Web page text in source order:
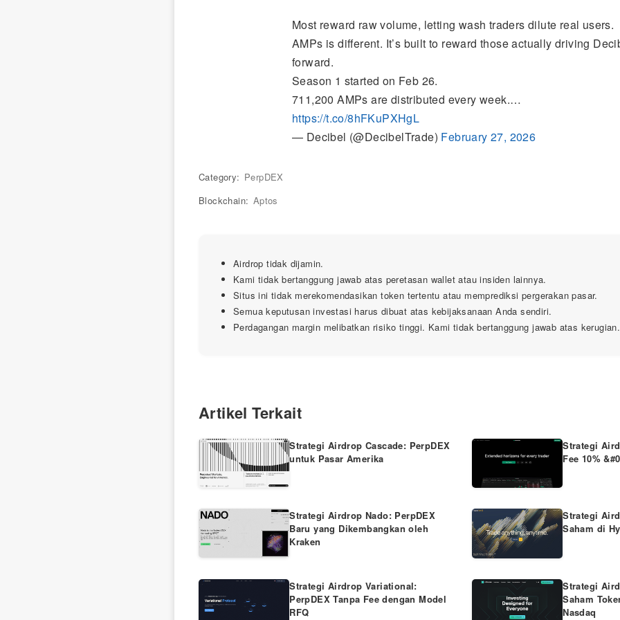
Most reward raw volume, letting wash traders dilute real users.
AMPs is different. It’s built to reward those actually driving
forward.
Season 1 started on Feb 26.
711,200 AMPs are distributed every week.…
https://t.co/8hFKuPXHgL
— Decibel (@DecibelTrade) February 27, 2026
Category: PerpDEX
Blockchain: Aptos
Airdrop tidak dijamin.
Kami tidak bertanggung jawab atas peretasan wallet atau insiden lainnya.
Situs ini tidak merekomendasikan token tertentu atau memprediksi pergerakan pasar.
Semua keputusan investasi harus dibuat atas kebijaksanaan Anda sendiri.
Perdagangan margin melibatkan risiko tinggi. Kami tidak bertanggung jawab atas kerugian.
Artikel Terkait
Strategi Airdrop Cascade: PerpDEX
untuk Pasar Amerika
Strategi
Fee 10%
Strategi Airdrop Nado: PerpDEX
Baru yang Dikembangkan oleh
Kraken
Strategi
Saham di
Strategi Airdrop Variational:
PerpDEX Tanpa Fee dengan Model
RFQ
Strategi
Saham
Nasdaq